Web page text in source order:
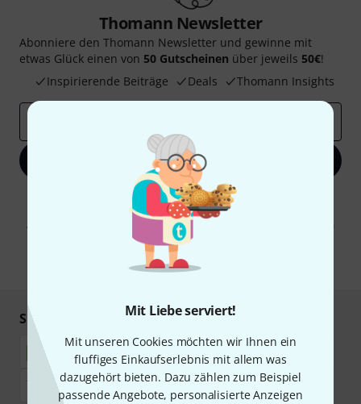
Mit Liebe serviert!
Mit unseren Cookies möchten wir Ihnen ein
fluffiges Einkaufserlebnis mit allem was
dazugehört bieten. Dazu zählen zum Beispiel
passende Angebote, personalisierte Anzeigen
Thomann Newsletter
Abonniere den Thomann Newsletter und gewinne mit
etwas Glück einen von 50 Gutscheinen über jeweils 50€!
Inspirierende Beiträge
Deals Thomann Insights
Jetzt anmelden
Mit Klick auf „Jetzt anmelden“ stimmen Sie dem Erhalt von E-Mail-
Werbung und einer Messung des E-Mail-Nutzungsverhaltens zu. Die
Abmeldung ist jederzeit möglich. Weitere Informationen finden Sie in
unseren
Datenschutzhinweisen
* Pflichtfeld
Sicher einkaufen & bezahlen